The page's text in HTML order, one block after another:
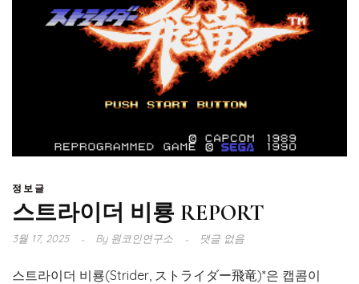
정보글
스트라이더 비룡 REPORT
3월 17, 2025 By원코인연구소 댓글 없음
스트라이더 비룡(Strider, ストライダー飛竜)*은 캡콤이